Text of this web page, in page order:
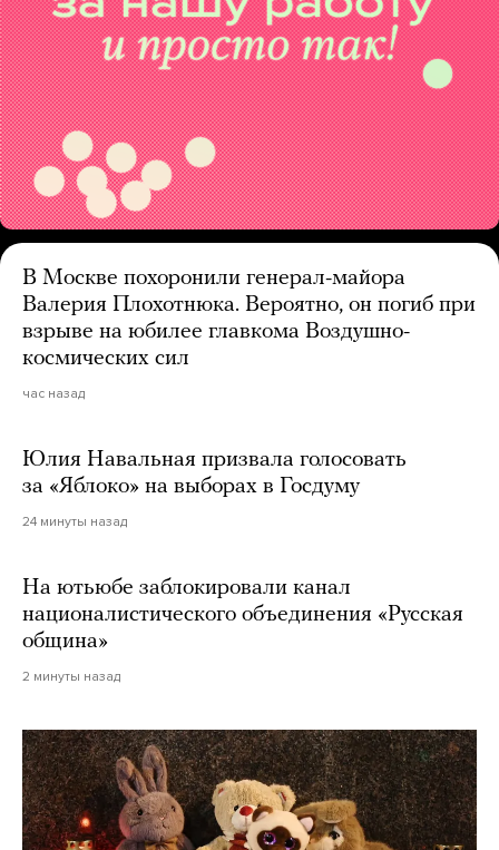
В Москве похоронили генерал-майора
Валерия Плохотнюка. Вероятно, он погиб при
взрыве на юбилее главкома Воздушно-
космических сил
час назад
Юлия Навальная призвала голосовать
за «Яблоко» на выборах в Госдуму
24 минуты назад
На ютьюбе заблокировали канал
националистического объединения «Русская
община»
2 минуты назад